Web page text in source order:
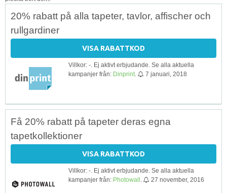
20% rabatt på alla tapeter, tavlor, affischer och
rullgardiner
VISA RABATTKOD
Villkor: -. Ej aktivt erbjudande. Se alla aktuella
kampanjer från: Dinprint 7 januari, 2018
Få 20% rabatt på tapeter deras egna
tapetkollektioner
VISA RABATTKOD
Villkor: -. Ej aktivt erbjudande. Se alla aktuella
kampanjer från: Photowall 27 november, 2016